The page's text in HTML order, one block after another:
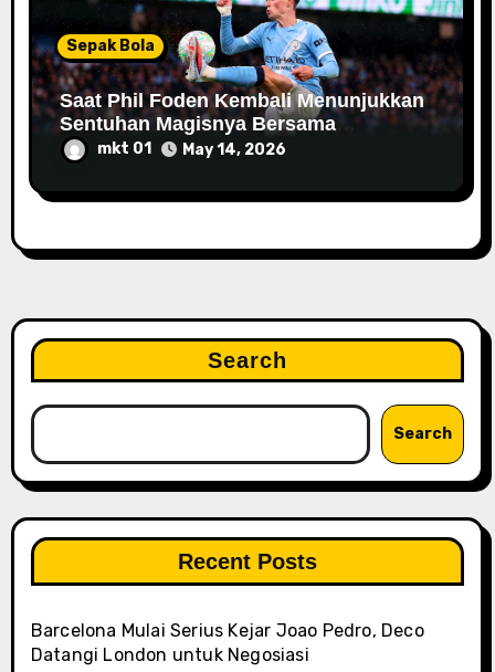
Sepak Bola
Saat Phil Foden Kembali Menunjukkan
Sentuhan Magisnya Bersama
Manchester City
mkt 01 May 14, 2026
Search
Search
Recent Posts
Barcelona Mulai Serius Kejar Joao Pedro, Deco
Datangi London untuk Negosiasi